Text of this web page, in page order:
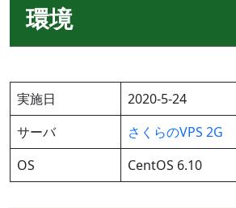
環境
実施日
2020-5-24
サーバ
さくらのVPS 2G
OS
CentOS 6.10